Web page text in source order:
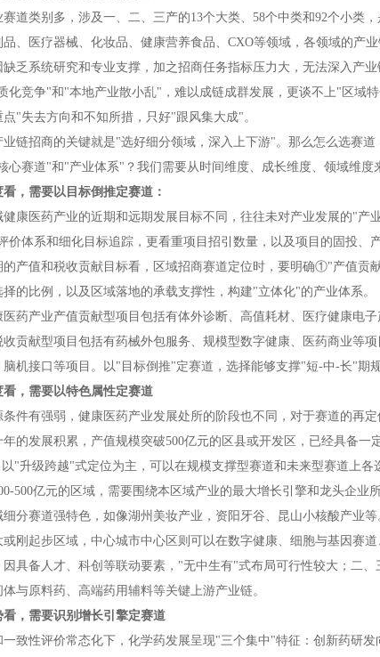
道类别多，涉及一、二、三产的13个大类、58个中类和92个小类
、医疗器械、化妆品、健康营养食品、CXO等领域，各领域的产
缺乏系统研究和专业支撑，加之招商任务指标压力大，无法深入产
化竞争"和"本地产业散小乱"，难以成链成群发展，更谈不上"区域
"失去方向和不知所措，只好"跟风集大成"。
业链招商的关键就是"选好细分领域，深入上下游"。那么怎么选赛
心赛道"和"产业体系"？我们需要从时间维度、成长维度、领域维度
，需要以目标倒推定赛道：
康医药产业的近期和远期发展目标不同，往往未对产业发展的"产
价体系和细化目标追踪，更看重项目招引数量，以及项目的固投、
的产值和税收贡献目标看，区域招商赛道定位时，要明确①"产值
的比例，以及区域落地的承载支撑性，构建"立体化"的产业体系。
药产业产值贡献型项目包括有体外诊断、高值耗材、医疗健康电
贡献型项目包括有药械外包服务、规模型数字健康、医药商业等
机接口等项目。以"目标倒推"定赛道，选择能够支撑"短-中-长"期
看，需要以特色属性定赛道
件有强弱，健康医药产业发展处所的阶段也不同，对于赛道的再定
年的发展积累，产值规模突破500亿元的区县或开发区，已经具备
以"升级跨越"式定位为主，可以在规模支撑型赛道和未来型赛道上各
500亿元的区域，需要围绕本区域产业的最大增长引擎和龙头企
分赛道强特色，如像湖州美妆产业，资阳牙谷、昆山小核酸产业等
或刚起步区域，中心城市中心区则可以在数字健康、细胞与基因赛
具备人才、科创等联动要素，"无中生有"式布局可行性较大；二
与原料药、高端药用辅料等关键上游产业链。
看，需要识别增长引擎定赛道
一致性评价常态化下，化学药发展呈现"三个集中"特征：创新药研